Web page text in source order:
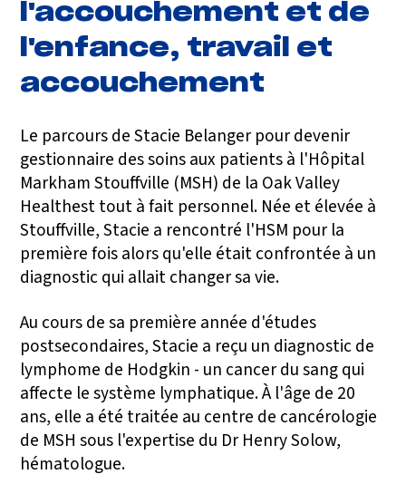
l'accouchement et de
l'enfance, travail et
accouchement
Le parcours de Stacie Belanger pour devenir
gestionnaire des soins aux patients à l'Hôpital
Markham Stouffville (MSH) de la Oak Valley
Healthest tout à fait personnel. Née et élevée à
Stouffville, Stacie a rencontré l'HSM pour la
première fois alors qu'elle était confrontée à un
diagnostic qui allait changer sa vie.
Au cours de sa première année d'études
postsecondaires, Stacie a reçu un diagnostic de
lymphome de Hodgkin - un cancer du sang qui
affecte le système lymphatique. À l'âge de 20
ans, elle a été traitée au centre de cancérologie
de MSH sous l'expertise du Dr Henry Solow,
hématologue.